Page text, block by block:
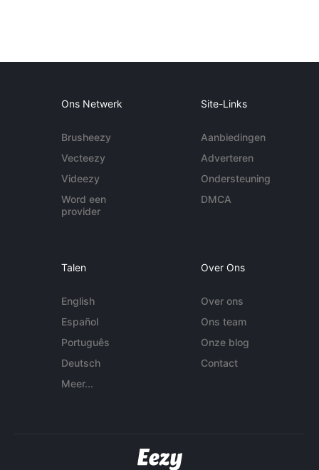
Ons Netwerk
Brusheezy
Vecteezy
Videezy
Word een
provider
Site-Links
Aanbiedingen
Adverteren
Ondersteuning
DMCA
Talen
English
Español
Português
Deutsch
Meer...
Over Ons
Over ons
Ons team
Onze blog
Contact